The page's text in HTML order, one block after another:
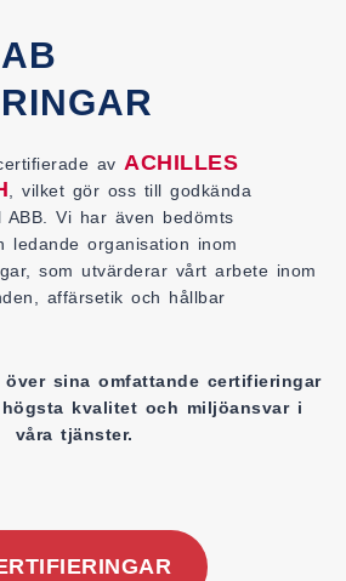
av ACHILLES
, vilket gör oss till godkända
ABB. Vi har även bedömts
ledande organisation inom
som utvärderar vårt arbete inom
affärsetik och hållbar
sina omfattande certifieringar
kvalitet och miljöansvar i
våra tjänster.